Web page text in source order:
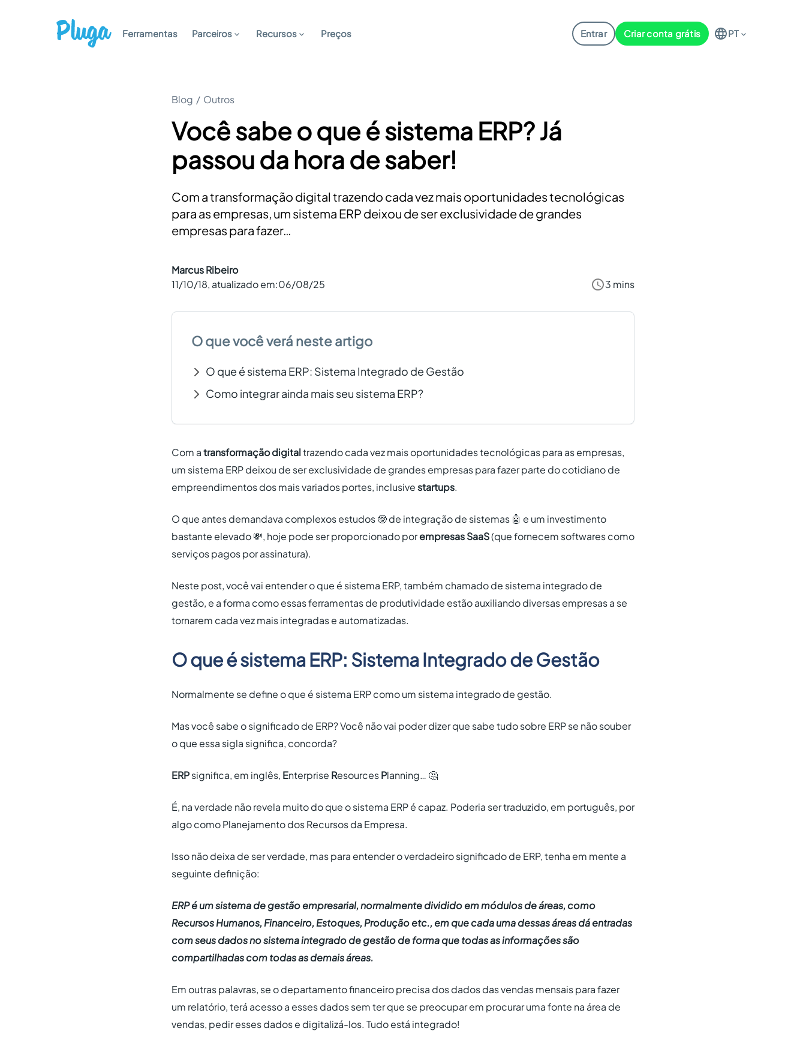
Ferramentas Parceiros Recursos Preços Entrar Criar conta grátis PT
Blog / Outros
Você sabe o que é sistema ERP? Já
passou da hora de saber!
Com a transformação digital trazendo cada vez mais oportunidades tecnológicas
para as empresas, um sistema ERP deixou de ser exclusividade de grandes
empresas para fazer…
Marcus Ribeiro
11/10/18, atualizado em:06/08/25 3 mins
O que você verá neste artigo
O que é sistema ERP: Sistema Integrado de Gestão
Como integrar ainda mais seu sistema ERP?
Com atransformação digitaltrazendo cada vez mais oportunidades tecnológicas para as empresas,
um sistema ERP deixou de ser exclusividade de grandes empresas para fazer parte do cotidiano de
empreendimentos dos mais variados portes, inclusivestartups.
O que antes demandava complexos estudos 🤓 de integração de sistemas 🤖 e um investimento
bastante elevado 💸, hoje pode ser proporcionado porempresas SaaS(que fornecem softwares como
serviços pagos por assinatura).
Neste post, você vai entender o que é sistema ERP, também chamado de sistema integrado de
gestão, e a forma como essas ferramentas de produtividade estão auxiliando diversas empresas a se
tornarem cada vez mais integradas e automatizadas.
O que é sistema ERP: Sistema Integrado de Gestão
Normalmente se define o que é sistema ERP como um sistema integrado de gestão.
Mas você sabe o significado de ERP? Você não vai poder dizer que sabe tudo sobre ERP se não souber
o que essa sigla significa, concorda?
ERPsignifica, em inglês, Enterprise ResourcesPlanning… 🤔
É, na verdade não revela muito do que o sistema ERP é capaz. Poderia ser traduzido, em português, por
algo como Planejamento dos Recursos da Empresa.
Isso não deixa de ser verdade, mas para entender o verdadeiro significado de ERP, tenha em mente a
seguinte definição:
ERP é um sistema de gestão empresarial, normalmente dividido em módulos de áreas, como
Recursos Humanos, Financeiro, Estoques, Produção etc., em que cada uma dessas áreas dá entradas
com seus dados no sistema integrado de gestão de forma que todas as informações são
compartilhadas com todas as demais áreas.
Em outras palavras, se o departamento financeiro precisa dos dados das vendas mensais para fazer
um relatório, terá acesso a esses dados sem ter que se preocupar em procurar uma fonte na área de
vendas, pedir esses dados e digitalizá-los. Tudo está integrado!